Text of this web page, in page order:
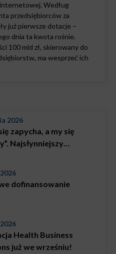
Według
przedsiębiorców za
już pierwsze dotacje –
dnia ta kwota rośnie.
100 mld zł, skierowany do
ma wesprzeć ich
2026
zapycha, a my się
Najsłynniejszy
są nie tylko choroby
dofinansowanie
Health Business
już we wrześniu!